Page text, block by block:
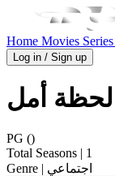
Home Movies Series
Log in / Sign up
لحظة أمل
PG ()
Total Seasons | 1
Genre
| اجتماعي